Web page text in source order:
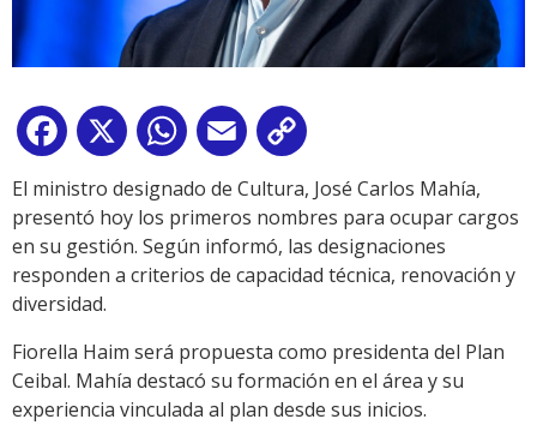
Facebook
X WhatsApp
Email
Link
El ministro designado de Cultura, José Carlos Mahía,
presentó hoy los primeros nombres para ocupar cargos
en su gestión. Según informó, las designaciones
responden a criterios de capacidad técnica, renovación y
diversidad.
Fiorella Haim será propuesta como presidenta del Plan
Ceibal. Mahía destacó su formación en el área y su
experiencia vinculada al plan desde sus inicios.